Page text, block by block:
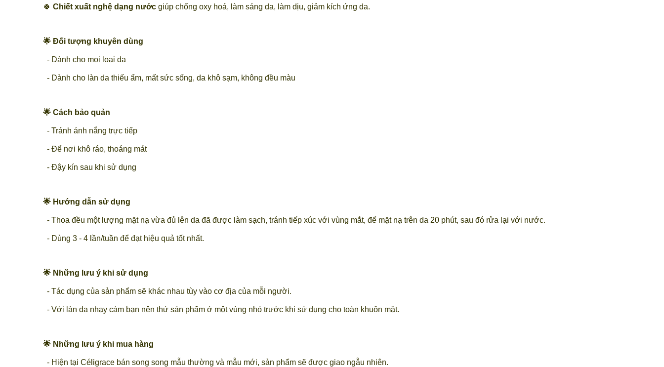
🍀 Chiết xuất nghệ dạng nước giúp chống oxy hoá, làm sáng da, làm dịu, giảm kích ứng da.
🌟 Đối tượng khuyên dùng
- Dành cho mọi loại da
- Dành cho làn da thiếu ẩm, mất sức sống, da khô sạm, không đều màu
🌟 Cách bảo quản
- Tránh ánh nắng trực tiếp
- Để nơi khô ráo, thoáng mát
- Đậy kín sau khi sử dụng
🌟 Hướng dẫn sử dụng
- Thoa đều một lượng mặt nạ vừa đủ lên da đã được làm sạch, tránh tiếp xúc với vùng mắt, để mặt nạ trên da 20 phút, sau đó rửa lại với nước.
- Dùng 3 - 4 lần/tuần để đạt hiệu quả tốt nhất.
🌟 Những lưu ý khi sử dụng
- Tác dụng của sản phẩm sẽ khác nhau tùy vào cơ địa của mỗi người.
- Với làn da nhạy cảm bạn nên thử sản phẩm ở một vùng nhỏ trước khi sử dụng cho toàn khuôn mặt.
🌟 Những lưu ý khi mua hàng
- Hiện tại Céligrace bán song song mẫu thường và mẫu mới, sản phẩm sẽ được giao ngẫu nhiên.